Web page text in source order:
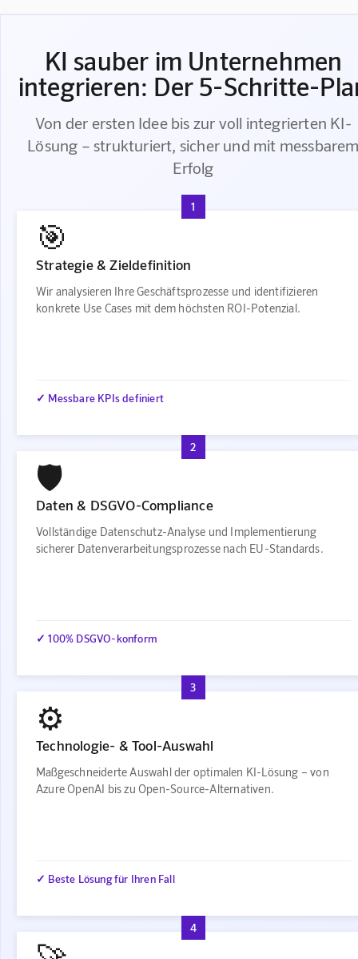
KI sauber im Unternehmen
integrieren: Der 5-Schritte-
Von der ersten Idee bis zur voll integrierten KI-
Lösung – strukturiert, sicher und mit
Erfolg
1
🎯
Strategie & Zieldefinition
Wir analysieren Ihre Geschäftsprozesse und identifizieren
konkrete Use Cases mit dem höchsten ROI-Potenzial.
✓ Messbare KPIs definiert
2
🛡️
Daten & DSGVO-Compliance
Vollständige Datenschutz-Analyse und Implementierung
sicherer Datenverarbeitungsprozesse nach EU-Standards.
✓ 100% DSGVO-konform
3
⚙️
Technologie- & Tool-Auswahl
Maßgeschneiderte Auswahl der optimalen KI-Lösung – von
Azure OpenAI bis zu Open-Source-Alternativen.
✓ Beste Lösung für Ihren Fall
4